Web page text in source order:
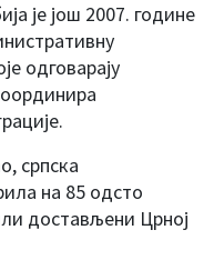
је још 2007. године
одговарају
српска
на 85 одсто
достављени Црној